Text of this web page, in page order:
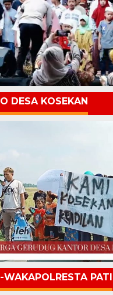
DESA KOSEKAN
PATI